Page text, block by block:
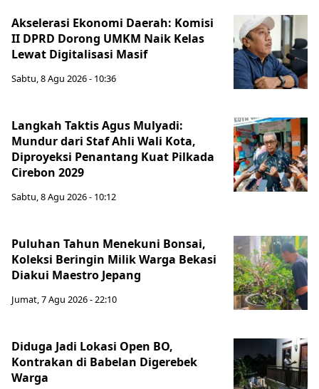
Akselerasi Ekonomi Daerah: Komisi
II DPRD Dorong UMKM Naik Kelas
Lewat Digitalisasi Masif
Sabtu, 8 Agu 2026 - 10:36
Langkah Taktis Agus Mulyadi:
Mundur dari Staf Ahli Wali Kota,
Diproyeksi Penantang Kuat Pilkada
Cirebon 2029
Sabtu, 8 Agu 2026 - 10:12
Puluhan Tahun Menekuni Bonsai,
Koleksi Beringin Milik Warga Bekasi
Diakui Maestro Jepang
Jumat, 7 Agu 2026 - 22:10
Diduga Jadi Lokasi Open BO,
Kontrakan di Babelan Digerebek
Warga